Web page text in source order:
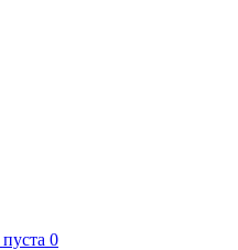
пуста 0